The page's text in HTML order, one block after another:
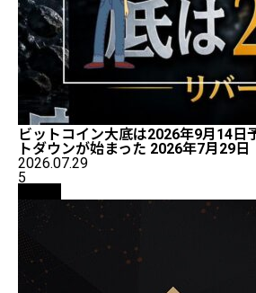
ビットコイン大底は2026年9月14
トダウンが始まった 2026年7月29日
2026.07.29
5